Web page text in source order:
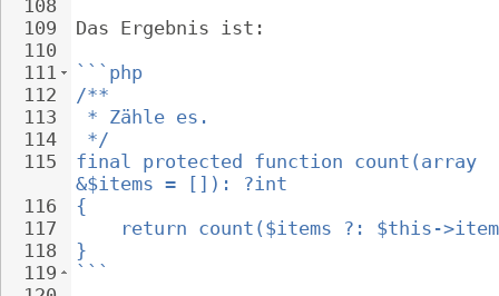
108
109
110
111
112
113
114
115
116
117
118
119
Das Ergebnis ist:
```php
/**
* Zähle es.
*/
final protected function count(array
&$items = []): ?int
{
return count($items ?: $this-
}
```